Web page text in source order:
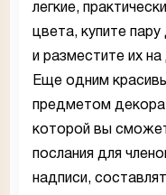
легкие,
цвета, купите
и разместите их
Еще одним
предметом декора
которой вы
послания для
надписи,